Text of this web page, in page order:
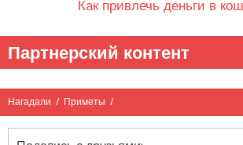
Как привлечь деньги в
Партнерский контент
Нагадали / Приметы /